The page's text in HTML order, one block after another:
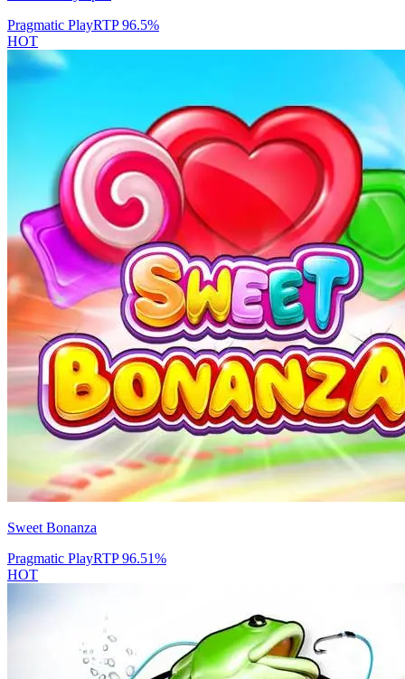
Pragmatic PlayRTP96.5%
HOT
Sweet Bonanza
Pragmatic PlayRTP96.51%
HOT